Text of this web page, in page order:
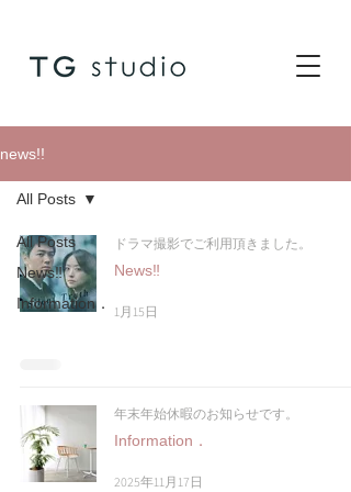
news!!
All Posts
News‼
Information．
All Posts
ドラマ撮影でご利用頂きました。
News‼
1月15日
年末年始休暇のお知らせです。
Information．
2025年11月17日